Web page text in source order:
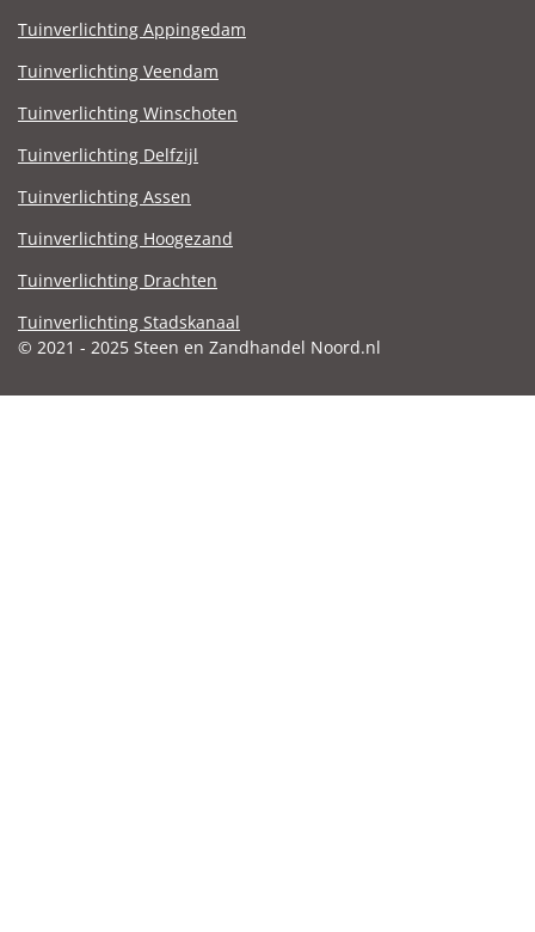
Tuinverlichting Appingedam
Tuinverlichting Veendam
Tuinverlichting Winschoten
Tuinverlichting Delfzijl
Tuinverlichting Assen
Tuinverlichting Hoogezand
Tuinverlichting Drachten
Tuinverlichting Stadskanaal
© 2021 - 2025 Steen en Zandhandel Noord.nl